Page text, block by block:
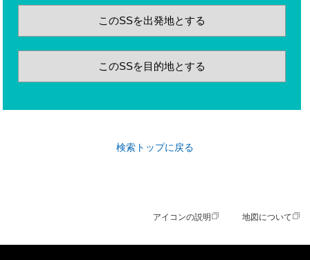
このSSを出発地とする
このSSを目的地とする
検索トップに戻る
アイコンの説明 地図について